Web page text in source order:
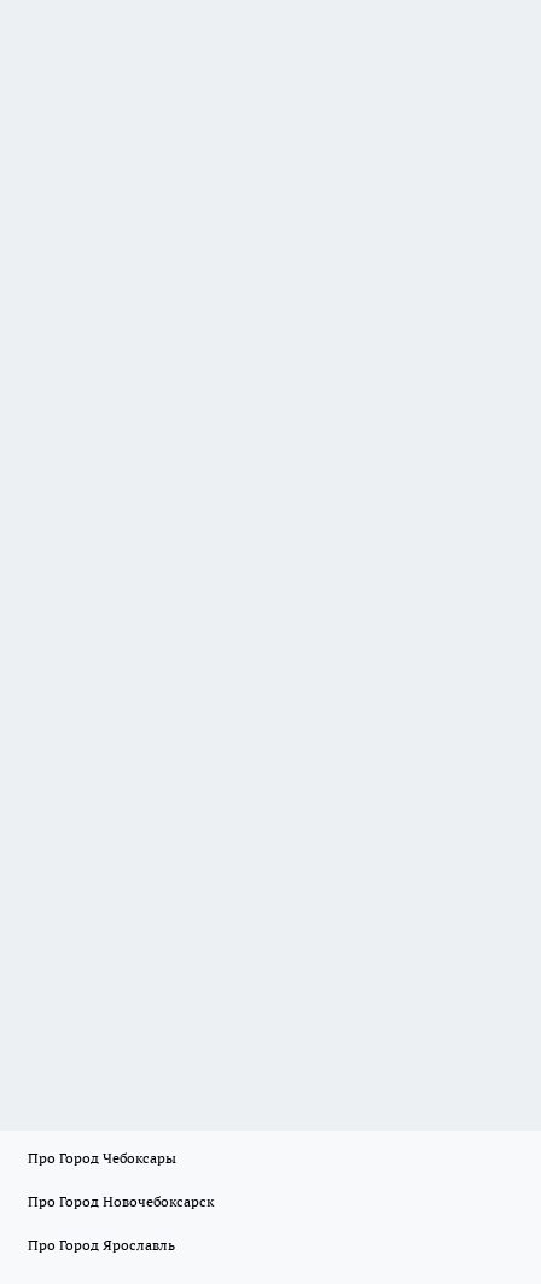
Про Город Чебоксары
Про Город Новочебоксарск
Про Город Ярославль